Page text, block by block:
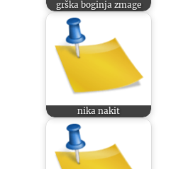
grška boginja zmage
nika nakit